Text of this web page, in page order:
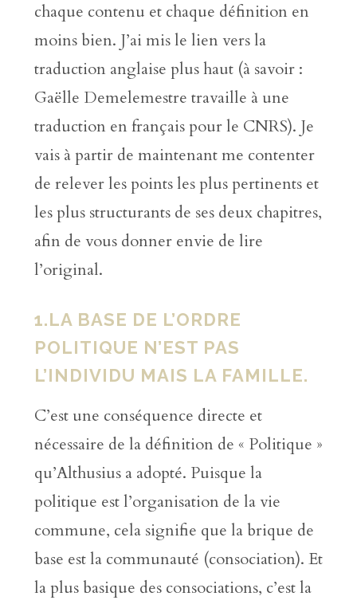
chaque contenu et chaque définition en
moins bien. J’ai mis le lien vers la
traduction anglaise plus haut (à savoir :
Gaëlle Demelemestre travaille à une
traduction en français pour le CNRS). Je
vais à partir de maintenant me contenter
de relever les points les plus pertinents et
les plus structurants de ses deux chapitres,
afin de vous donner envie de lire
l’original.
1.LA BASE DE L’ORDRE
POLITIQUE N’EST PAS
L’INDIVIDU MAIS LA FAMILLE.
C’est une conséquence directe et
nécessaire de la définition de « Politique »
qu’Althusius a adopté. Puisque la
politique est l’organisation de la vie
commune, cela signifie que la brique de
base est la communauté (consociation). Et
la plus basique des consociations, c’est la